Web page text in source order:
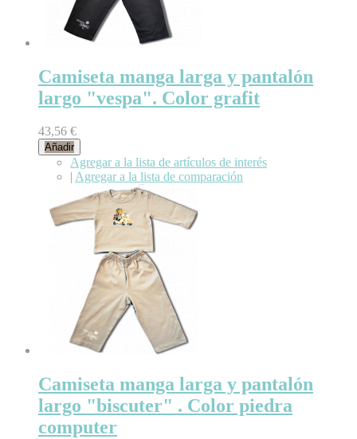
Camiseta manga larga y pantalón
largo "vespa". Color grafit
43,56 €
Añadir
Agregar a la lista de artículos de interés
| Agregar a la lista de comparación
Camiseta manga larga y pantalón
largo "biscuter" . Color piedra
computer